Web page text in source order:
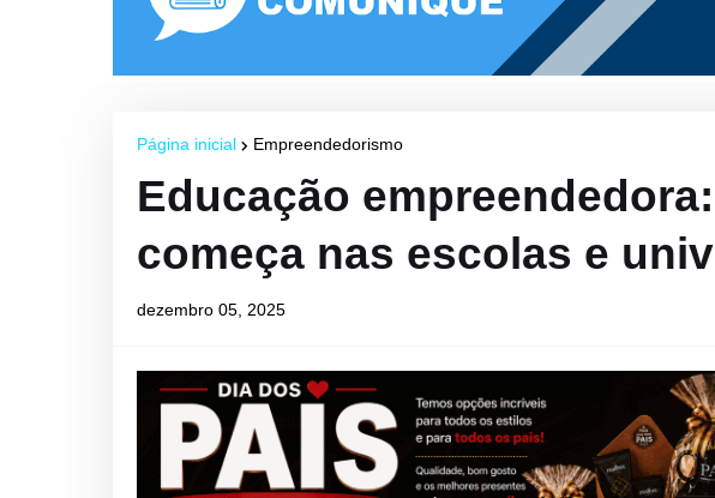
Página inicial Empreendedorismo
Educação
começa nas escolas e
dezembro 05, 2025